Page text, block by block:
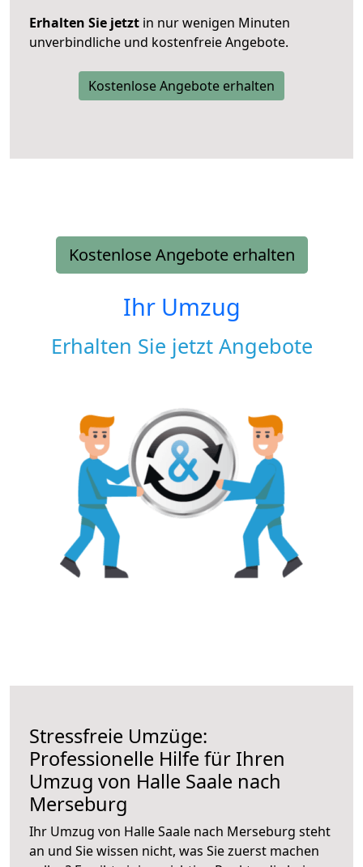
Erhalten Sie jetzt in nur wenigen Minuten
unverbindliche und kostenfreie Angebote.
Kostenlose Angebote erhalten
Kostenlose Angebote erhalten
Ihr Umzug
Erhalten Sie jetzt Angebote
Stressfreie Umzüge:
Professionelle Hilfe für Ihren
Umzug von Halle Saale nach
Merseburg
Ihr Umzug von Halle Saale nach Merseburg steht
an und Sie wissen nicht, was Sie zuerst machen